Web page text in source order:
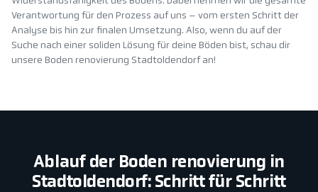
Verantwortung für den Prozess auf uns – vom ersten Schritt der
Analyse bis hin zur finalen Umsetzung. Also, wenn du auf der
Suche nach einer soliden Lösung für deine Böden bist, schau dir
unsere Boden renovierung Stadtoldendorf an!
Ablauf der Boden renovierung in
Stadtoldendorf: Schritt für Schritt